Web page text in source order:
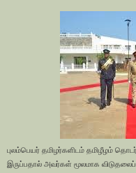
புலம்பெயர் தமிழர்களிடம் தமிழீழம்
இருப்பதால் அவர்கள் மூலமாக